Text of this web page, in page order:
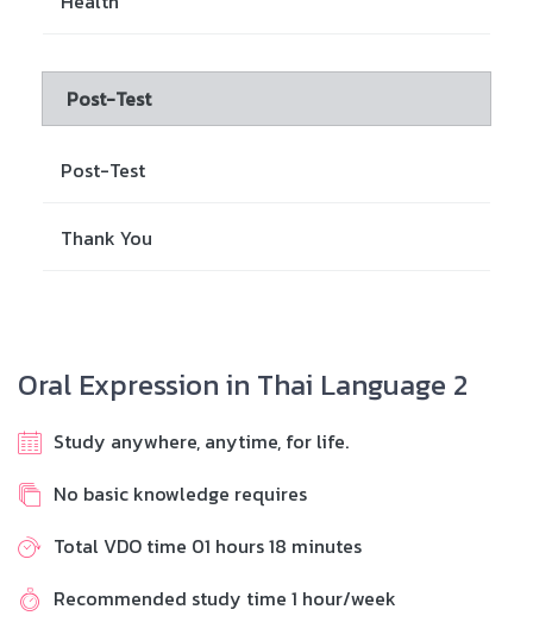
Post-Test
Post-Test
Thank You
Oral Expression in Thai Language 2
Study anywhere, anytime, for life.
No basic knowledge requires
Total VDO time 01 hours 18 minutes
Recommended study time 1 hour/week